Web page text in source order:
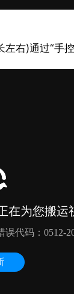
右)通过“手控